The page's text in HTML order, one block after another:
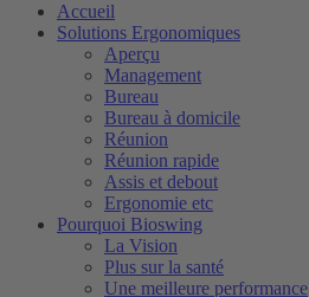
Accueil
Solutions Ergonomiques
Aperçu
Management
Bureau
Bureau à domicile
Réunion
Réunion rapide
Assis et debout
Ergonomie etc
Pourquoi Bioswing
La Vision
Plus sur la santé
Une meilleure performance